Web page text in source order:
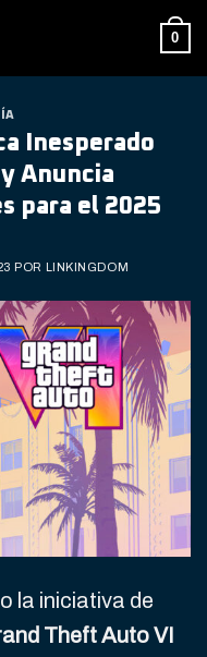
0
Inesperado
Anuncia
para el 2025
POR LINKINGDOM
la iniciativa de
Theft Auto VI